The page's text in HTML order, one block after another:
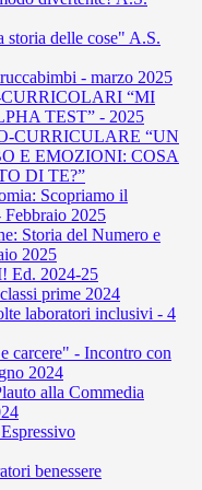
delle cose" A.S.
- marzo 2025
“MI
TEST” - 2025
CURRICULARE “UN
E EMOZIONI: COSA
DI TE?”
Scopriamo il
Febbraio 2025
Storia del Numero e
2025
Ed. 2024-25
prime 2024
laboratori inclusivi - 4
carcere" - Incontro con
2024
alla Commedia
benessere